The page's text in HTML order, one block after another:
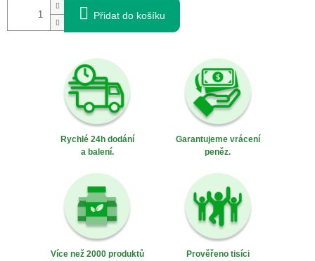
Přidat do košíku
Rychlé 24h dodání
a balení.
Garantujeme vrácení
peněz.
Více než 2000 produktů
Prověřeno tisíci